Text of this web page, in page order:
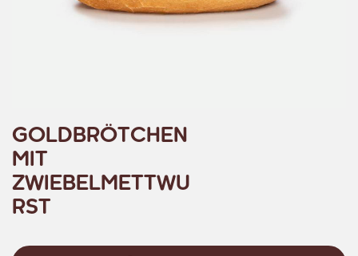
GOLDBRÖTCHEN
MIT
ZWIEBELMETTWU
RST